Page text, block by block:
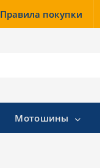
Правила покупки
Мотошины